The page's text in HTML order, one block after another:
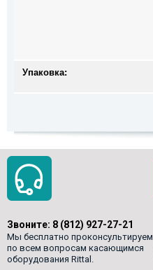
Упаковка:
Звоните: 8 (812) 927-27-21
Мы бесплатно проконсультируем
по всем вопросам касающимся
оборудования Rittal.